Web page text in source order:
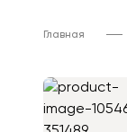
Главная